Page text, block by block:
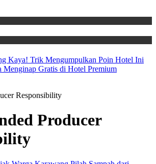
Kaya! Trik Mengumpulkan Poin Hotel Ini
Menginap Gratis di Hotel Premium
Responsibility
Producer